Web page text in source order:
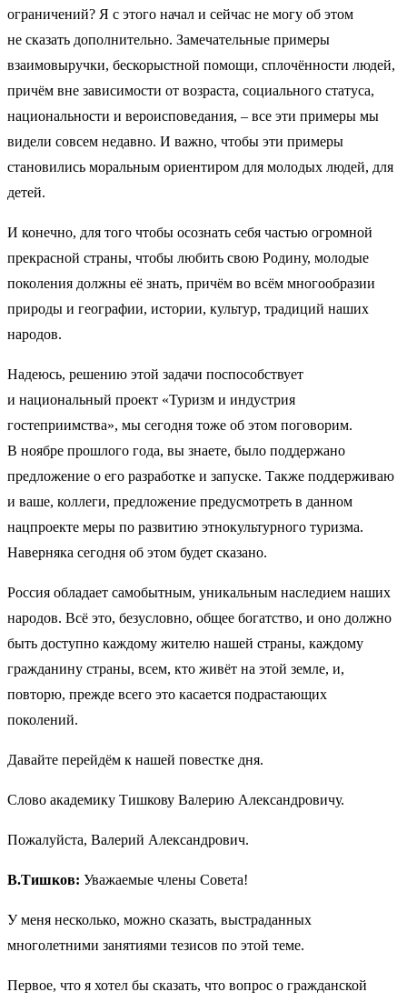
ограничений? Я с этого начал и сейчас не могу об этом
не сказать дополнительно. Замечательные примеры
взаимовыручки, бескорыстной помощи, сплочённости людей,
причём вне зависимости от возраста, социального статуса,
национальности и вероисповедания, – все эти примеры мы
видели совсем недавно. И важно, чтобы эти примеры
становились моральным ориентиром для молодых людей, для
детей.
И конечно, для того чтобы осознать себя частью огромной
прекрасной страны, чтобы любить свою Родину, молодые
поколения должны её знать, причём во всём многообразии
природы и географии, истории, культур, традиций наших
народов.
Надеюсь, решению этой задачи поспособствует
и национальный проект «Туризм и индустрия
гостеприимства», мы сегодня тоже об этом поговорим.
В ноябре прошлого года, вы знаете, было поддержано
предложение о его разработке и запуске. Также поддерживаю
и ваше, коллеги, предложение предусмотреть в данном
нацпроекте меры по развитию этнокультурного туризма.
Наверняка сегодня об этом будет сказано.
Россия обладает самобытным, уникальным наследием наших
народов. Всё это, безусловно, общее богатство, и оно должно
быть доступно каждому жителю нашей страны, каждому
гражданину страны, всем, кто живёт на этой земле, и,
повторю, прежде всего это касается подрастающих
поколений.
Давайте перейдём к нашей повестке дня.
Слово академику Тишкову Валерию Александровичу.
Пожалуйста, Валерий Александрович.
В.Тишков: Уважаемые члены Совета!
У меня несколько, можно сказать, выстраданных
многолетними занятиями тезисов по этой теме.
Первое, что я хотел бы сказать, что вопрос о гражданской